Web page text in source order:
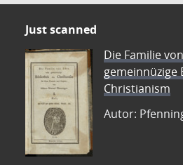
Just scanned
Die Familie
gemeinnüzige
Christianism
Autor: